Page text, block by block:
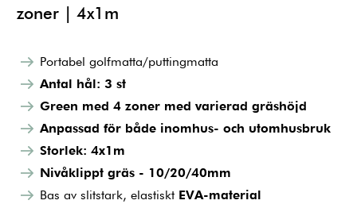
zoner | 4x1m
Portabel golfmatta/puttingmatta
Antal hål: 3 st
Green med 4 zoner med varierad gräshöjd
Anpassad för både inomhus- och utomhusbruk
Storlek: 4x1m
Nivåklippt gräs - 10/20/40mm
Bas av slitstark, elastiskt EVA-material